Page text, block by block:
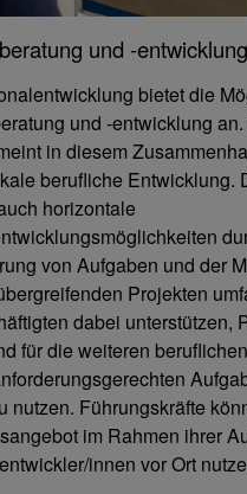
und -entwicklung
bietet die
und -entwicklung
in diesem
berufliche Entwicklung.
horizontale
von Aufgaben und der
Projekten
dabei unterstützen,
für die weiteren
nutzen. Führungskräfte
im Rahmen ihrer
innen vor Ort